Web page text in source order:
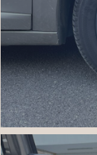
IMG_7458